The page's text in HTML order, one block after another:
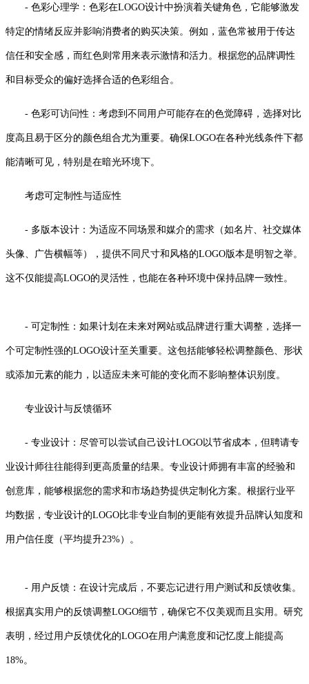
- 色彩心理学：色彩在LOGO设计中扮演着关键角色，它能够激发
特定的情绪反应并影响消费者的购买决策。例如，蓝色常被用于传达
信任和安全感，而红色则常用来表示激情和活力。根据您的品牌调性
和目标受众的偏好选择合适的色彩组合。
- 色彩可访问性：考虑到不同用户可能存在的色觉障碍，选择对比
度高且易于区分的颜色组合尤为重要。确保LOGO在各种光线条件下都
能清晰可见，特别是在暗光环境下。
考虑可定制性与适应性
- 多版本设计：为适应不同场景和媒介的需求（如名片、社交媒体
头像、广告横幅等），提供不同尺寸和风格的LOGO版本是明智之举。
这不仅能提高LOGO的灵活性，也能在各种环境中保持品牌一致性。
- 可定制性：如果计划在未来对网站或品牌进行重大调整，选择一
个可定制性强的LOGO设计至关重要。这包括能够轻松调整颜色、形状
或添加元素的能力，以适应未来可能的变化而不影响整体识别度。
专业设计与反馈循环
- 专业设计：尽管可以尝试自己设计LOGO以节省成本，但聘请专
业设计师往往能得到更高质量的结果。专业设计师拥有丰富的经验和
创意库，能够根据您的需求和市场趋势提供定制化方案。根据行业平
均数据，专业设计的LOGO比非专业自制的更能有效提升品牌认知度和
用户信任度（平均提升23%）。
- 用户反馈：在设计完成后，不要忘记进行用户测试和反馈收集。
根据真实用户的反馈调整LOGO细节，确保它不仅美观而且实用。研究
表明，经过用户反馈优化的LOGO在用户满意度和记忆度上能提高
18%。